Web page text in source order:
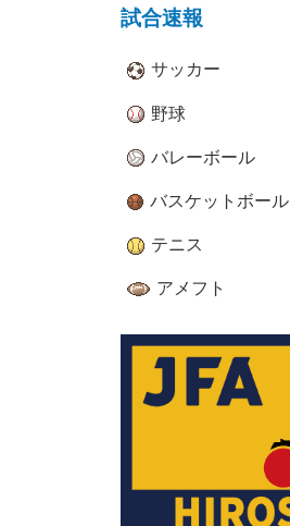
試合速報
サッカー
野球
バレーボール
バスケットボール
テニス
アメフト